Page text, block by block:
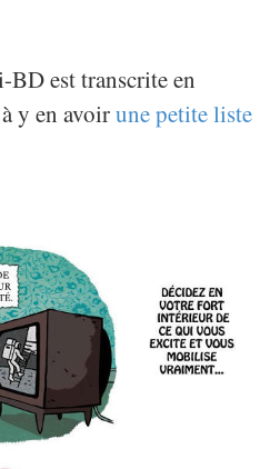
est transcrite en
y en avoirune petite liste